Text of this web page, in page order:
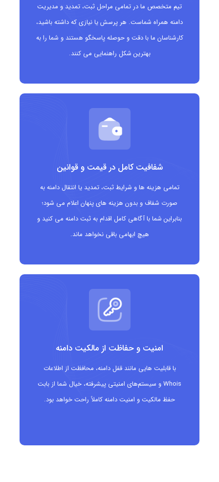
برندینگ محور مثل alpha.financial، nextgen.financial
مزیت رقابتی در موتورهای جستجو:از آنجا که این دامنه
تواند در SEO هدفمند مزیت ایجاد کند.
احتمال آزاد بودن نام دلخواه:برخلاف دامنه های شلوغی
مانند .com یا .net، در این پسوند شانس بیشتری برای
ثبت دامنه مدنظر خود دارید.
مناسب چه کسانی است؟
شرکت های خدمات مالی و بانکی
مؤسسات حسابداری و حسابرسی
مشاوران سرمایه گذاری و بورس
شرکت های بیمه و تحلیل گران ریسک
مؤسسات مالی خصوصی و صندوق های سرمایه گذاری
استارتاپ های فین تک با تمرکز بر خدمات مالی دیجیتال
وبلاگ نویسان، مربیان و تولیدکنندگان محتوای مالی و
نکات خرید دامنه .financial
در خرید دامنه.financial
باید به چند نکته مهم توجه کرد تا
تیم متخصص ما در تمامی مراحل ثبت، تمدید و مدیریت
دامنه همراه شماست. هر پرسش یا نیازی که داشته باشید،
کارشناسان ما با دقت و حوصله پاسخگو هستند و شما را به
بهترین شکل راهنمایی می کنند.
شفافیت کامل در قیمت و قوانین
تمامی هزینه ها و شرایط ثبت، تمدید یا انتقال دامنه به
صورت شفاف و بدون هزینه های پنهان اعلام می شود؛
بنابراین شما با آگاهی کامل اقدام به ثبت دامنه می کنید و
هیچ ابهامی باقی نخواهد ماند.
امنیت و حفاظت از مالکیت دامنه
با قابلیت هایی مانند قفل دامنه، محافظت از اطلاعات
Whois و سیستم‌های امنیتی پیشرفته، خیال شما از بابت
حفظ مالکیت و امنیت دامنه کاملاً راحت خواهد بود.